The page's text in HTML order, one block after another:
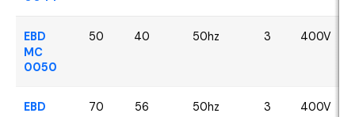
EBD
MC
0050
50 40 50hz 3 400V
EBD
70 56 50hz 3 400V